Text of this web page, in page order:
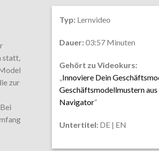
statt,
zur
Typ: Lernvideo
Dauer:03:57 Minuten
Gehört zu Videokurs:
„Innoviere Dein
Geschäftsmodellmustern
Navigator“
Untertitel: DE | EN